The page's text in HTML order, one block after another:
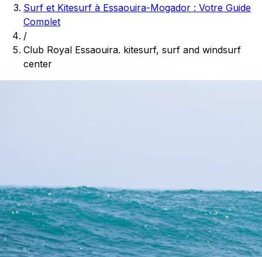
Surf et Kitesurf à Essaouira-Mogador : Votre Guide
Complet
/
Club Royal Essaouira. kitesurf, surf and windsurf
center